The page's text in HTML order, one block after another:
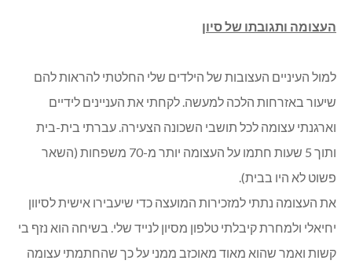
העצומה ותגובתו של סיון
למול העיניים העצובות של הילדים שלי החלטתי להראות להם
שיעור באזרחות הלכה למעשה. לקחתי את העניינים לידיים
וארגנתי עצומה לכל תושבי השכונה הצעירה. עברתי בית-בית
ותוך 5 שעות חתמו על העצומה יותר מ-70 משפחות (השאר
פשוט לא היו בבית).
את העצומה נתתי למזכירות המועצה כדי שיעבירו אישית לסיוון
יחיאלי ולמחרת קיבלתי טלפון מסיון לנייד שלי. בשיחה הוא נזף בי
קשות ואמר שהוא מאוד מאוכזב ממני על כך שהחתמתי עצומה